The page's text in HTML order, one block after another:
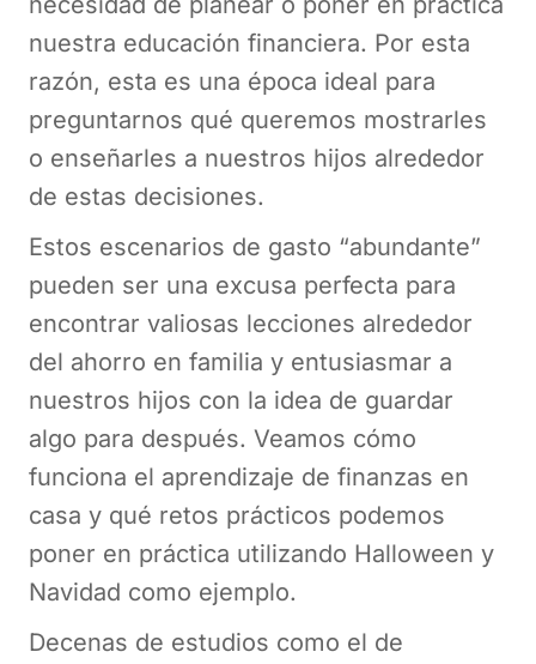
nuestra educación financiera. Por esta
razón, esta es una época ideal para
preguntarnos qué queremos mostrarles
o enseñarles a nuestros hijos alrededor
de estas decisiones.
Estos escenarios de gasto “abundante”
pueden ser una excusa perfecta para
encontrar valiosas lecciones alrededor
del ahorro en familia y entusiasmar a
nuestros hijos con la idea de guardar
algo para después. Veamos cómo
funciona el aprendizaje de finanzas en
casa y qué retos prácticos podemos
poner en práctica utilizando Halloween y
Navidad como ejemplo.
Decenas de estudios como el de